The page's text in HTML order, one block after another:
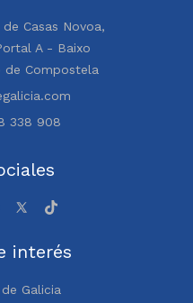
Casas Novoa,
A - Baixo
de Compostela
338 908
interés
Galicia